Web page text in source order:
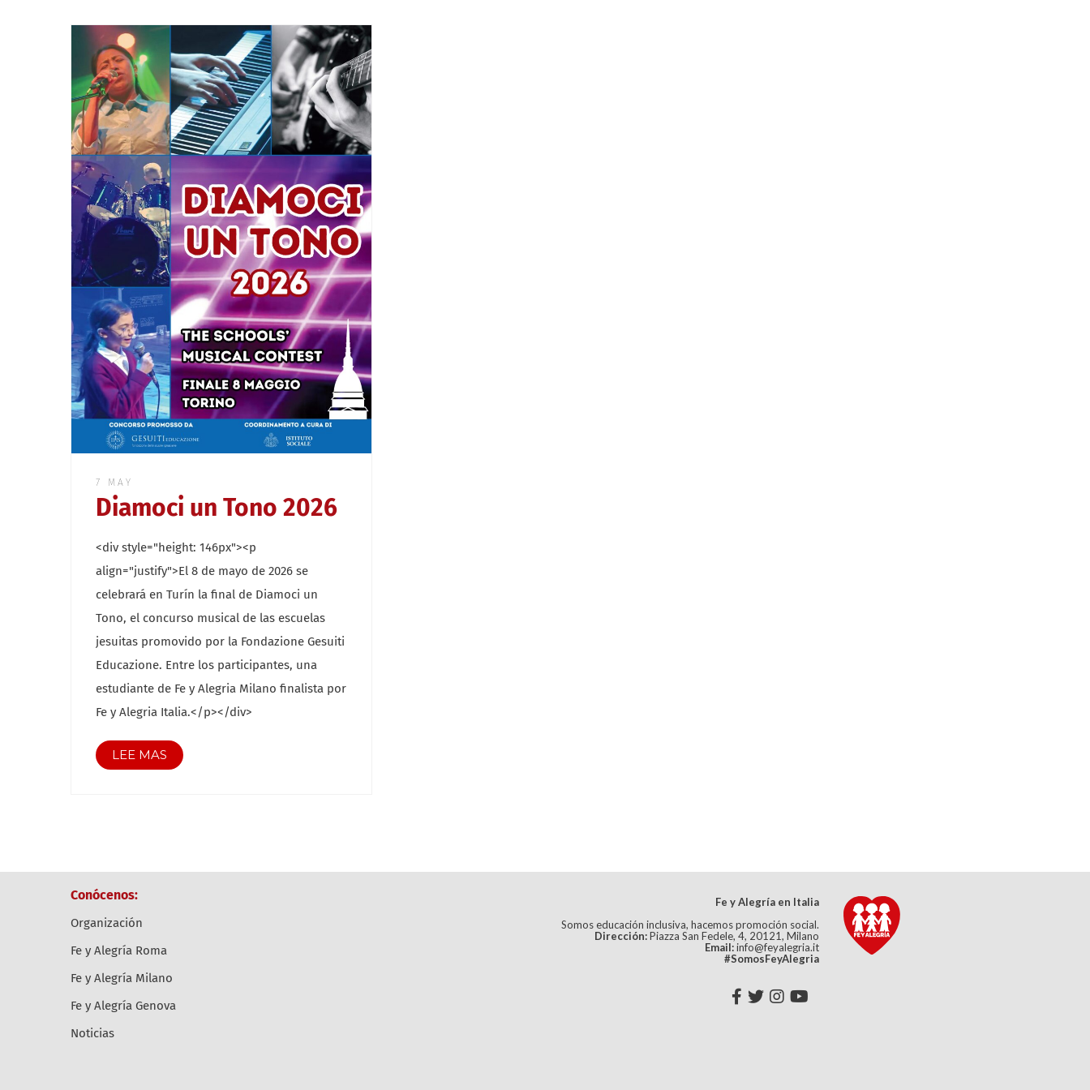
7 MAY
Diamoci un Tono 2026
<div style="height: 146px"><p
align="justify">El 8 de mayo de 2026 se
celebrará en Turín la final de Diamoci un
Tono, el concurso musical de las escuelas
jesuitas promovido por la Fondazione Gesuiti
Educazione. Entre los participantes, una
estudiante de Fe y Alegria Milano finalista por
Fe y Alegria Italia.</p></div>
LEE MAS
Conócenos:
Organización
Fe y Alegría Roma
Fe y Alegría Milano
Fe y Alegría Genova
Noticias
Fe y Alegría en Italia
Somos educación inclusiva, hacemos promoción social.
Dirección:Piazza San Fedele, 4, 20121, Milano
Email:info@feyalegria.it
#SomosFeyAlegria